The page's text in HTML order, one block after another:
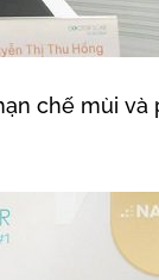
chế mùi